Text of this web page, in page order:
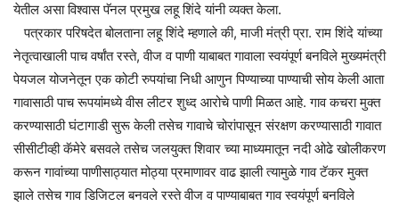
येतील असा विश्वास पॅनल प्रमुख लहू शिंदे यांनी व्यक्त केला.
पत्रकार परिषदेत बोलताना लहू शिंदे म्हणाले की, माजी मंत्री प्रा. राम शिंदे यांच्या
नेतृत्वाखाली पाच वर्षांत रस्ते, वीज व पाणी याबाबत गावाला स्वयंपूर्ण बनविले मुख्यमंत्री
पेयजल योजनेतून एक कोटी रुपयांचा निधी आणुन पिण्याच्या पाण्याची सोय केली आता
गावासाठी पाच रूपयांमध्ये वीस लीटर शुध्द आरोचे पाणी मिळत आहे. गाव कचरा मुक्त
करण्यासाठी घंटागाडी सुरू केली तसेच गावाचे चोरांपासून संरक्षण करण्यासाठी गावात
सीसीटीव्ही कॅमेरे बसवले तसेच जलयुक्त शिवार च्या माध्यमातून नदी ओढे खोलीकरण
करून गावांच्या पाणीसाठ्यात मोठ्या प्रमाणावर वाढ झाली त्यामुळे गाव टॅकर मुक्त
झाले तसेच गाव डिजिटल बनवले रस्ते वीज व पाण्याबाबत गाव स्वयंपूर्ण बनविले